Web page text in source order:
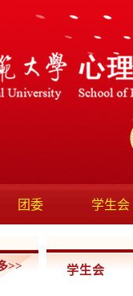
团委 学生会
>> 学生会